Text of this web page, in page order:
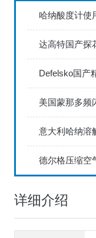
哈纳酸度计使
达高特国产探
美国蒙那多频
意大利哈纳溶解
详细介绍